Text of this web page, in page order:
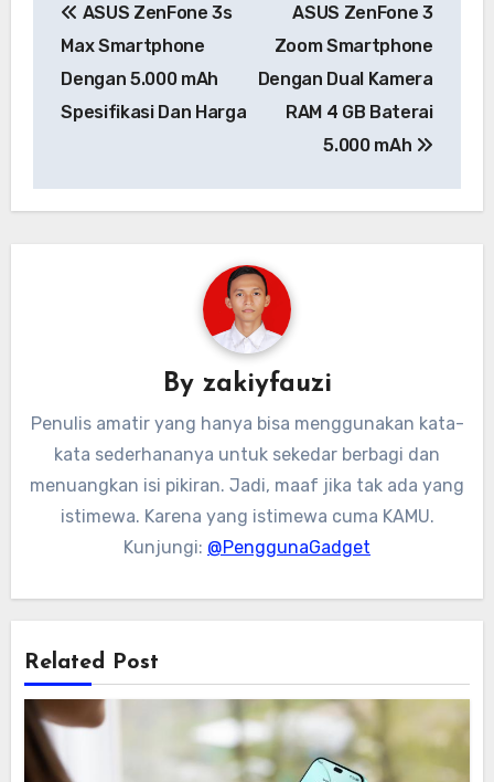
pos
ASUS ZenFone 3s
Max Smartphone
Dengan 5.000 mAh
Spesifikasi Dan Harga
ASUS ZenFone 3
Zoom Smartphone
Dengan Dual Kamera
RAM 4 GB Baterai
5.000 mAh
By zakiyfauzi
Penulis amatir yang hanya bisa menggunakan kata-
kata sederhananya untuk sekedar berbagi dan
menuangkan isi pikiran. Jadi, maaf jika tak ada yang
istimewa. Karena yang istimewa cuma KAMU.
Kunjungi: @PenggunaGadget
Related Post